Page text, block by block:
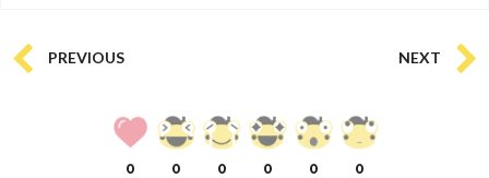
PREVIOUS NEXT
0 0 0 0 0 0